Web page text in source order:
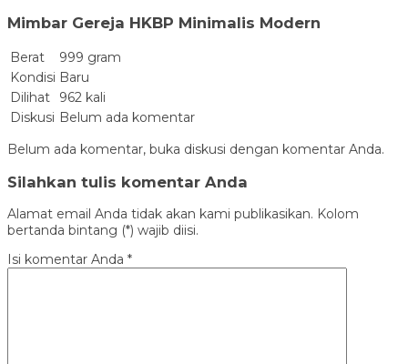
Mimbar Gereja HKBP Minimalis Modern
Berat
999 gram
Kondisi Baru
Dilihat
962 kali
Diskusi Belum ada komentar
Belum ada komentar, buka diskusi dengan komentar Anda.
Silahkan tulis komentar Anda
Alamat email Anda tidak akan kami publikasikan. Kolom
bertanda bintang (*) wajib diisi.
Isi komentar Anda *